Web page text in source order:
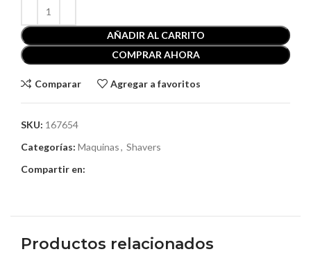
AÑADIR AL CARRITO
COMPRAR AHORA
Comparar Agregar a favoritos
SKU: 167654
Categorías: Maquinas, Shavers
Compartir en:
Productos relacionados